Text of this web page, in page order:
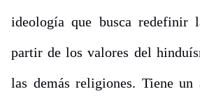
ideología que busca redefinir
partir de los valores del
las demás religiones. Tiene